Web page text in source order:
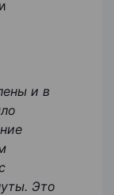
и в
Это